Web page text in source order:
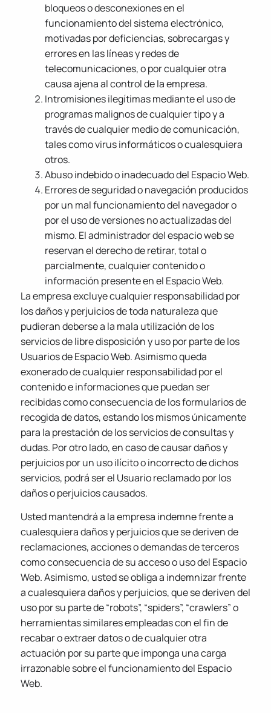
bloqueos o desconexiones en el
funcionamiento del sistema electrónico,
motivadas por deficiencias, sobrecargas y
errores en las líneas y redes de
telecomunicaciones, o por cualquier otra
causa ajena al control de la empresa.
Intromisiones ilegítimas mediante el uso de
programas malignos de cualquier tipo y a
través de cualquier medio de comunicación,
tales como virus informáticos o cualesquiera
otros.
Abuso indebido o inadecuado del Espacio Web.
Errores de seguridad o navegación producidos
por un mal funcionamiento del navegador o
por el uso de versiones no actualizadas del
mismo. El administrador del espacio web se
reservan el derecho de retirar, total o
parcialmente, cualquier contenido o
información presente en el Espacio Web.
La empresa excluye cualquier responsabilidad por
los daños y perjuicios de toda naturaleza que
pudieran deberse a la mala utilización de los
servicios de libre disposición y uso por parte de los
Usuarios de Espacio Web. Asimismo queda
exonerado de cualquier responsabilidad por el
contenido e informaciones que puedan ser
recibidas como consecuencia de los formularios de
recogida de datos, estando los mismos únicamente
para la prestación de los servicios de consultas y
dudas. Por otro lado, en caso de causar daños y
perjuicios por un uso ilícito o incorrecto de dichos
servicios, podrá ser el Usuario reclamado por los
daños o perjuicios causados.
Usted mantendrá a la empresa indemne frente a
cualesquiera daños y perjuicios que se deriven de
reclamaciones, acciones o demandas de terceros
como consecuencia de su acceso o uso del Espacio
Web. Asimismo, usted se obliga a indemnizar frente
a cualesquiera daños y perjuicios, que se deriven del
uso por su parte de “robots”, “spiders”, “crawlers” o
herramientas similares empleadas con el fin de
recabar o extraer datos o de cualquier otra
actuación por su parte que imponga una carga
irrazonable sobre el funcionamiento del Espacio
Web.